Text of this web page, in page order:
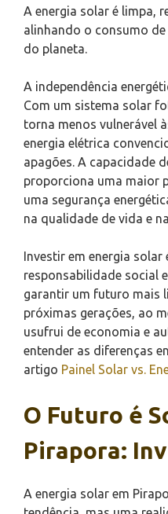
A energia solar é limpa,
alinhando o consumo
do planeta.
A independência
Com um sistema solar
torna menos vulnerável
energia elétrica
apagões. A capacidade
proporciona uma maior
uma segurança
na qualidade de vida e
Investir em energia
responsabilidade social
garantir um futuro mais
próximas gerações, ao
usufrui de economia e
entender as diferenças
artigo Painel Solar vs.
O Futuro é
Pirapora:
A energia solar em